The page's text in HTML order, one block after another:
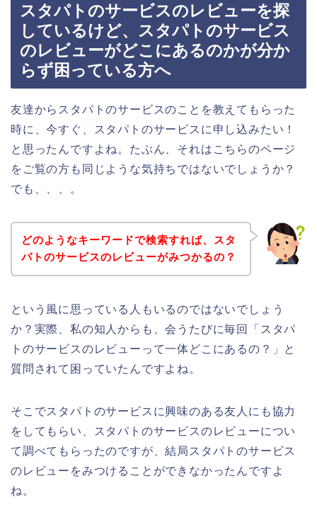
スタパトのサービスのレビューを探
しているけど、スタパトのサービス
のレビューがどこにあるのかが分か
らず困っている方へ
友達からスタパトのサービスのことを教えてもらった
時に、今すぐ、スタパトのサービスに申し込みたい！
と思ったんですよね。たぶん、それはこちらのページ
をご覧の方も同じような気持ちではないでしょうか？
でも、、、。
どのようなキーワードで検索すれば、スタ
パトのサービスのレビューがみつかるの？
という風に思っている人もいるのではないでしょう
か？実際、私の知人からも、会うたびに毎回「スタパ
トのサービスのレビューって一体どこにあるの？」と
質問されて困っていたんですよね。
そこでスタパトのサービスに興味のある友人にも協力
をしてもらい、スタパトのサービスのレビューについ
て調べてもらったのですが、結局スタパトのサービス
のレビューをみつけることができなかったんですよ
ね。